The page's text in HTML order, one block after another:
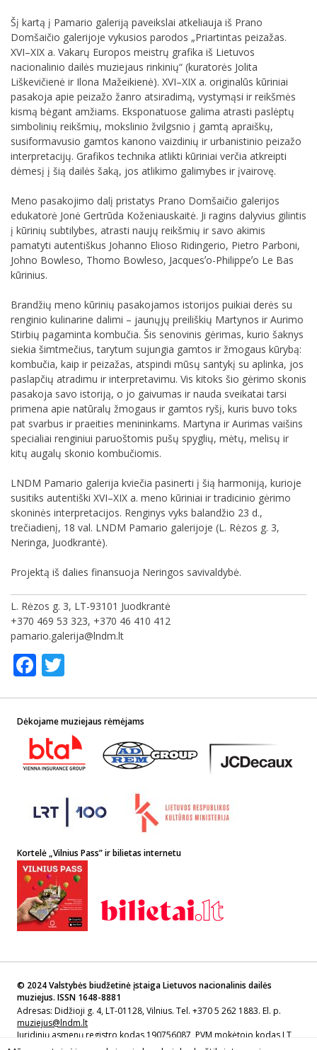
Šį kartą į Pamario galeriją paveikslai atkeliauja iš Prano
Domšaičio galerijoje vykusios parodos „Priartintas peizažas.
XVI–XIX a. Vakarų Europos meistrų grafika iš Lietuvos
nacionalinio dailės muziejaus rinkinių“ (kuratorės Jolita
Liškevičienė ir Ilona Mažeikienė). XVI–XIX a. originalūs kūriniai
pasakoja apie peizažo žanro atsiradimą, vystymąsi ir reikšmės
kismą bėgant amžiams. Eksponatuose galima atrasti paslėptų
simbolinių reikšmių, mokslinio žvilgsnio į gamtą apraiškų,
susiformavusio gamtos kanono vaizdinių ir urbanistinio peizažo
interpretacijų. Grafikos technika atlikti kūriniai verčia atkreipti
dėmesį į šią dailės šaką, jos atlikimo galimybes ir įvairovę.
Meno pasakojimo dalį pristatys Prano Domšaičio galerijos
edukatorė Jonė Gertrūda Koženiauskaitė. Ji ragins dalyvius gilintis
į kūrinių subtilybes, atrasti naujų reikšmių ir savo akimis
pamatyti autentiškus Johanno Elioso Ridingerio, Pietro Parboni,
Johno Bowleso, Thomo Bowleso, Jacquesʼo-Philippeʼo Le Bas
kūrinius.
Brandžių meno kūrinių pasakojamos istorijos puikiai derės su
renginio kulinarine dalimi – jaunųjų preiliškių Martynos ir Aurimo
Stirbių pagaminta kombučia. Šis senovinis gėrimas, kurio šaknys
siekia šimtmečius, tarytum sujungia gamtos ir žmogaus kūrybą:
kombučia, kaip ir peizažas, atspindi mūsų santykį su aplinka, jos
paslapčių atradimu ir interpretavimu. Vis kitoks šio gėrimo skonis
pasakoja savo istoriją, o jo gaivumas ir nauda sveikatai tarsi
primena apie natūralų žmogaus ir gamtos ryšį, kuris buvo toks
pat svarbus ir praeities menininkams. Martyna ir Aurimas vaišins
specialiai renginiui paruoštomis pušų spyglių, mėtų, melisų ir
kitų augalų skonio kombučiomis.
LNDM Pamario galerija kviečia pasinerti į šią harmoniją, kurioje
susitiks autentiški XVI–XIX a. meno kūriniai ir tradicinio gėrimo
skoninės interpretacijos. Renginys vyks balandžio 23 d.,
trečiadienį, 18 val. LNDM Pamario galerijoje (L. Rėzos g. 3,
Neringa, Juodkrantė).
Projektą iš dalies finansuoja Neringos savivaldybė.
L. Rėzos g. 3, LT-93101 Juodkrantė
+370 469 53 323, +370 46 410 412
pamario.galerija@lndm.lt
Facebook
Dėkojame muziejaus rėmėjams
Kortelė „Vilnius Pass” ir bilietas internetu
© 2024 Valstybės biudžetinė įstaiga Lietuvos nacionalinis dailės
muziejus. ISSN 1648-8881
Adresas: Didžioji g. 4, LT-01128, Vilnius. Tel. +370 5 262 1883. El. p.
muziejus@lndm.lt
Juridinių asmenų registro kodas 190756087, PVM mokėtojo kodas LT
907560811